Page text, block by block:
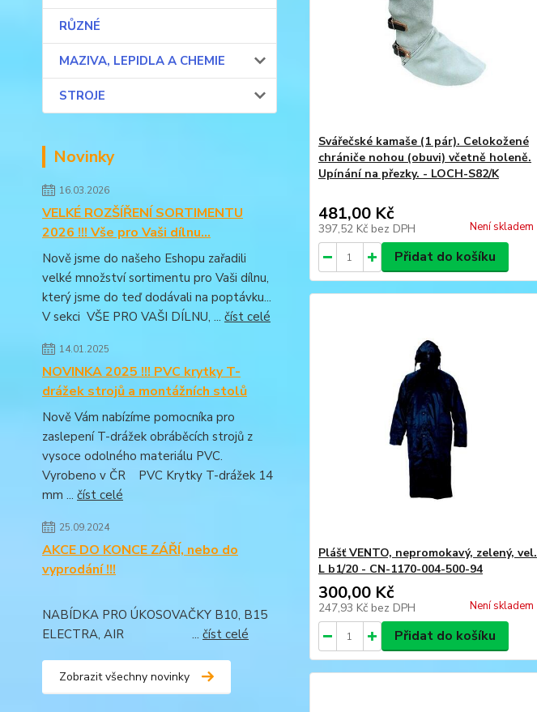
RŮZNÉ
MAZIVA, LEPIDLA A CHEMIE
STROJE
Novinky
16.03.2026
VELKÉ ROZŠÍŘENÍ SORTIMENTU
2026 !!! Vše pro Vaši dílnu...
Nově jsme do našeho Eshopu zařadili
velké množství sortimentu pro Vaši dílnu,
který jsme do teď dodávali na poptávku...
V sekci VŠE PRO VAŠI DÍLNU, ... číst celé
14.01.2025
NOVINKA 2025 !!! PVC krytky T-
drážek strojů a montážních stolů
Nově Vám nabízíme pomocníka pro
zaslepení T-drážek obráběcích strojů z
vysoce odolného materiálu PVC.
Vyrobeno v ČR PVC Krytky T-drážek 14
mm ... číst celé
25.09.2024
AKCE DO KONCE ZÁŘÍ, nebo do
vyprodání !!!
NABÍDKA PRO ÚKOSOVAČKY B10, B15
ELECTRA, AIR ... číst celé
Zobrazit všechny novinky
Svářečské kamaše (1 pár). Celokožené
chrániče nohou (obuvi) včetně holeně.
Upínání na přezky. - LOCH-S82/K
481,00 Kč
397,52 Kč bez DPH Není skladem
Přidat do košíku
Plášť VENTO, nepromokavý, zelený, vel.
L b1/20 - CN-1170-004-500-94
300,00 Kč
247,93 Kč bez DPH Není skladem
Přidat do košíku